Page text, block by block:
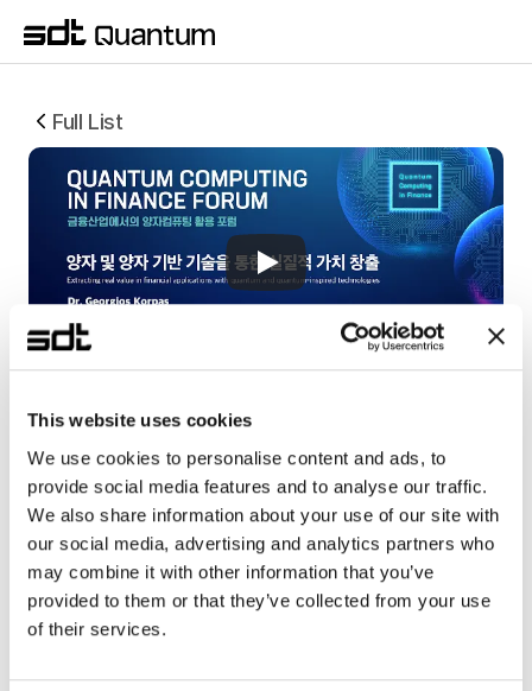
This website uses cookies
We use cookies to personalise content and ads, to
provide social media features and to analyse our traffic.
We also share information about your use of our site with
our social media, advertising and analytics partners who
may combine it with other information that you’ve
provided to them or that they’ve collected from your use
of their services.
Full List
applications with quantum
Dr. Georgios Korpas HSBC, Principal Research
Scientist
2025年4月29日、金融の未来を探る「金融業界における
量子コンピューティングフォーラム」が開催されまし
た。世界中から集まった専門家が、量子コンピューティ
ングが金融セクターにどのような変革をもたらし、新た